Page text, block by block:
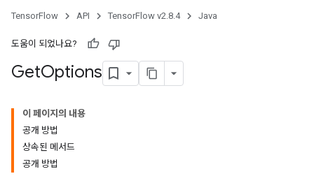
TensorFlow API TensorFlow v2.8.4 Java
도움이 되었나요?
GetOptions
이 페이지의 내용
공개 방법
상속된 메서드
공개 방법